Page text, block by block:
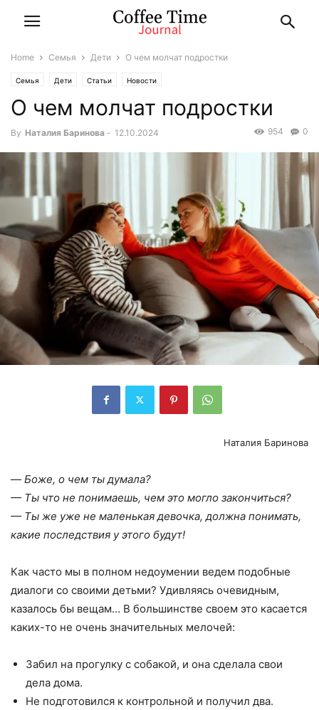
Home Семья Дети О чем молчат подростки
Семья Дети Статьи Новости
О чем молчат подростки
By Наталия Баринова - 12.10.2024 0
954
Наталия Баринова
— Боже, о чем ты думала?
— Ты что не понимаешь, чем это могло закончиться?
— Ты же уже не маленькая девочка, должна понимать,
какие последствия у этого будут!
Как часто мы в полном недоумении ведем подобные
диалоги со своими детьми? Удивляясь очевидным,
казалось бы вещам… В большинстве своем это касается
каких-то не очень значительных мелочей:
Забил на прогулку с собакой, и она сделала свои
дела дома.
Не подготовился к контрольной и получил два.